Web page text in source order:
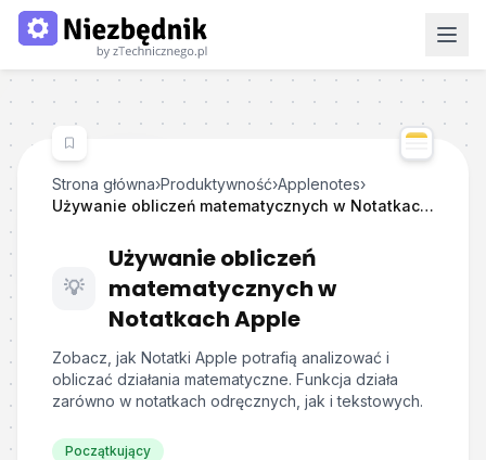
Strona główna›Produktywność›Applenotes›
Używanie obliczeń matematycznych w Notatkach Apple
💡
Używanie obliczeń
matematycznych w
Notatkach Apple
Zobacz, jak Notatki Apple potrafią analizować i
obliczać działania matematyczne. Funkcja działa
zarówno w notatkach odręcznych, jak i tekstowych.
Początkujący